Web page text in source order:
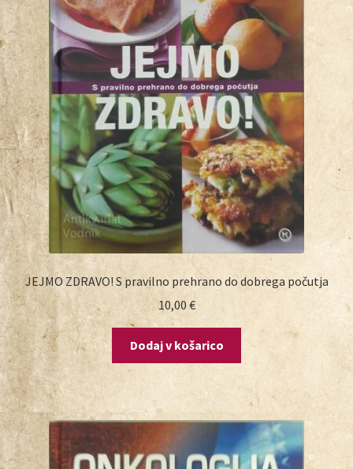
JEJMO ZDRAVO! S pravilno prehrano do dobrega počutja
10,00 €
Dodaj v košarico